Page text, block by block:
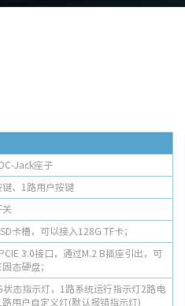
Jack座子
键、1路用户按键
关
卡槽，可以接入128G TF卡；
3.0接口，通过M.2 B插座引出，可
态硬盘；
状态指示灯，1路系统运行指示灯2路电
用户自定义灯(默认报错指示灯)